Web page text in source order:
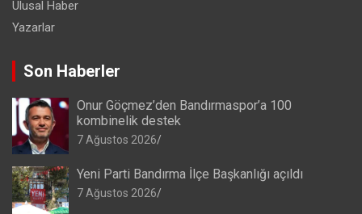
Ulusal Haber
Yazarlar
Son Haberler
Onur Göçmez’den Bandırmaspor’a 100
kombinelik destek
7 Ağustos 2026
Yeni Parti Bandırma İlçe Başkanlığı açıldı
7 Ağustos 2026